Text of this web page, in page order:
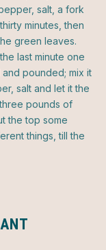
salt, a fork
minutes, then
green leaves.
last minute one
pounded; mix it
salt and let it the
pounds of
the top some
things, till the